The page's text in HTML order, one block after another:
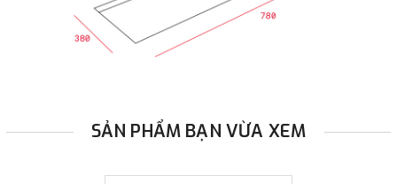
SẢN PHẨM BẠN VỪA XEM